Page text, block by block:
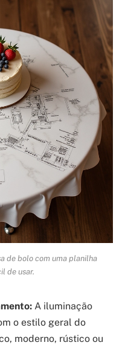
de bolo com uma planilha
de usar.
A iluminação
o estilo geral do
moderno, rústico ou